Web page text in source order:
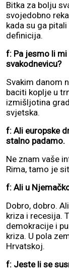
Bitka za bolju
svojedobno
kada su ga
definicija.
f: Pa jesmo li
svakodnevicu?
Svakim danom
baciti koplje u
izmišljotina
svjetska.
f: Ali europske
stalno padamo.
Ne znam vaše
Rima, tamo je
f: Ali u
Dobro, dobro.
kriza i recesija.
demokracije i
kriza. U pola
Hrvatskoj.
f: Jeste li se